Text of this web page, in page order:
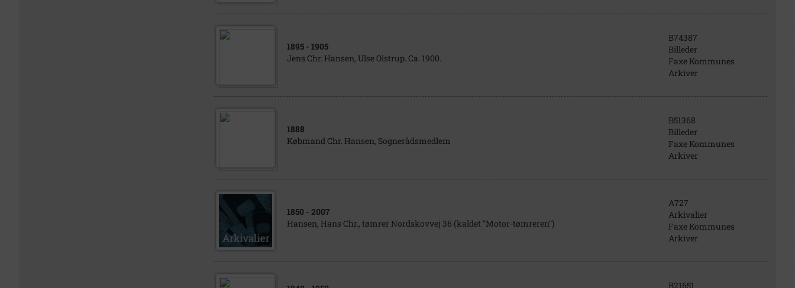
1895 - 1905
Jens Chr. Hansen, Ulse Olstrup. Ca. 1900.
B74387
Billeder
Faxe Kommunes
Arkiver
1888
Købmand Chr. Hansen, Sognerådsmedlem
B51368
Billeder
Faxe Kommunes
Arkiver
1850 - 2007
Hansen, Hans Chr., tømrer Nordskovvej 36 (kaldet "Motor-tømreren")
A727
Arkivalier
Faxe Kommunes
Arkiver
B21651